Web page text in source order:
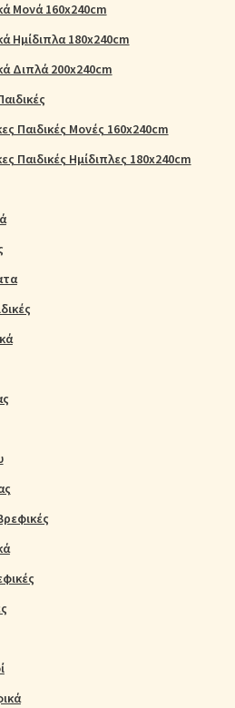
Μονά 160x240cm
Ημίδιπλα 180x240cm
Διπλά 200x240cm
Παιδικές Μονές 160x240cm
Παιδικές Ημίδιπλες 180x240cm